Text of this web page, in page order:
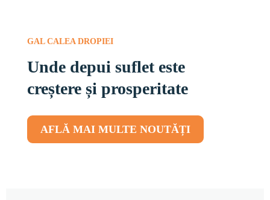
GAL CALEA DROPIEI
Unde depui suflet este
creștere și prosperitate
AFLĂ MAI MULTE NOUTĂȚI